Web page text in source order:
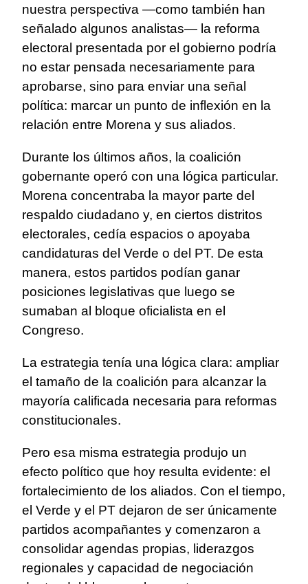
nuestra perspectiva —como también han
señalado algunos analistas— la reforma
electoral presentada por el gobierno podría
no estar pensada necesariamente para
aprobarse, sino para enviar una señal
política: marcar un punto de inflexión en la
relación entre Morena y sus aliados.
Durante los últimos años, la coalición
gobernante operó con una lógica particular.
Morena concentraba la mayor parte del
respaldo ciudadano y, en ciertos distritos
electorales, cedía espacios o apoyaba
candidaturas del Verde o del PT. De esta
manera, estos partidos podían ganar
posiciones legislativas que luego se
sumaban al bloque oficialista en el
Congreso.
La estrategia tenía una lógica clara: ampliar
el tamaño de la coalición para alcanzar la
mayoría calificada necesaria para reformas
constitucionales.
Pero esa misma estrategia produjo un
efecto político que hoy resulta evidente: el
fortalecimiento de los aliados. Con el tiempo,
el Verde y el PT dejaron de ser únicamente
partidos acompañantes y comenzaron a
consolidar agendas propias, liderazgos
regionales y capacidad de negociación